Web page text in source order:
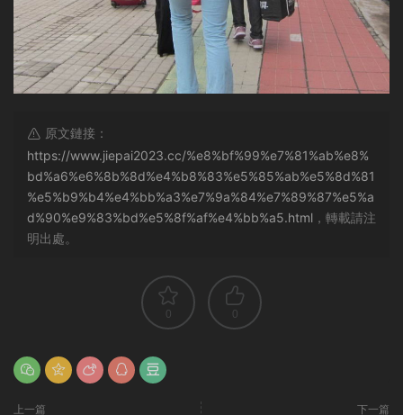
原文鏈接：
https://www.jiepai2023.cc/%e8%bf%99%e7%81%ab%e8%
bd%a6%e6%8b%8d%e4%b8%83%e5%85%ab%e5%8d%81
%e5%b9%b4%e4%bb%a3%e7%9a%84%e7%89%87%e5%a
d%90%e9%83%bd%e5%8f%af%e4%bb%a5.html ，轉載請注
明出處。
0 0
上一篇 下一篇